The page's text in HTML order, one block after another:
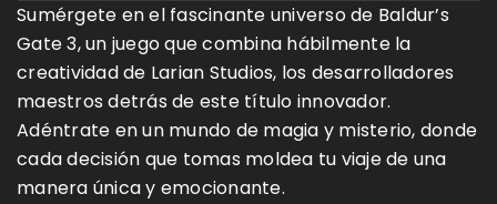
Sumérgete en el fascinante universo de Baldur’s
Gate 3, un juego que combina hábilmente la
creatividad de Larian Studios, los desarrolladores
maestros detrás de este título innovador.
Adéntrate en un mundo de magia y misterio, donde
cada decisión que tomas moldea tu viaje de una
manera única y emocionante.